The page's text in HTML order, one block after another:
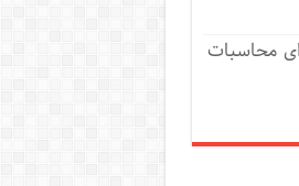
محاسبات